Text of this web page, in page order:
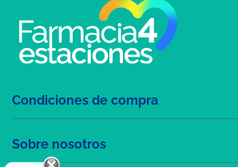
Condiciones de compra
Sobre nosotros